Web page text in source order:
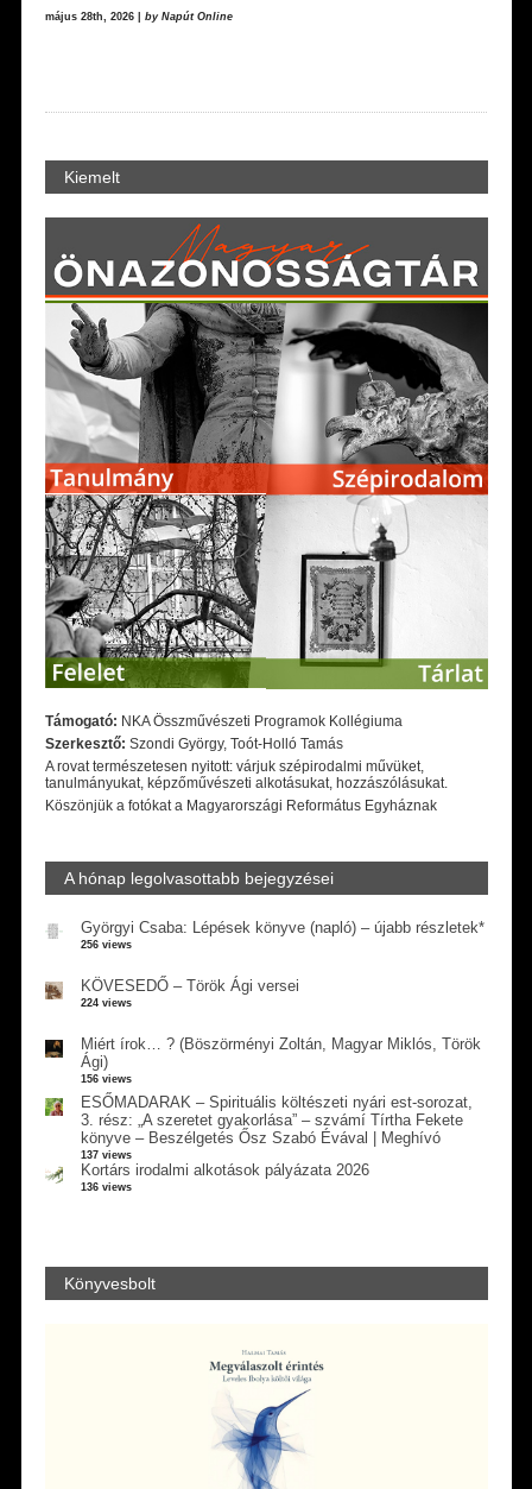
május 28th, 2026 | by Napút Online
Kiemelt
Támogató: NKA Összművészeti Programok Kollégiuma
Szerkesztő: Szondi György, Toót-Holló Tamás
A rovat természetesen nyitott: várjuk szépirodalmi művüket,
tanulmányukat, képzőművészeti alkotásukat, hozzászólásukat.
Köszönjük a fotókat a Magyarországi Református Egyháznak
A hónap legolvasottabb bejegyzései
Györgyi Csaba: Lépések könyve (napló) – újabb részletek*
256 views
KÖVESEDŐ – Török Ági versei
224 views
Miért írok… ? (Böszörményi Zoltán, Magyar Miklós, Török
Ági)
156 views
ESŐMADARAK – Spirituális költészeti nyári est-sorozat,
3. rész: „A szeretet gyakorlása” – szvámí Tírtha Fekete
könyve – Beszélgetés Ősz Szabó Évával | Meghívó
137 views
Kortárs irodalmi alkotások pályázata 2026
136 views
Könyvesbolt